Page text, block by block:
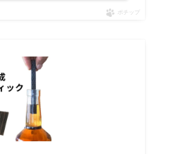
ポチップ